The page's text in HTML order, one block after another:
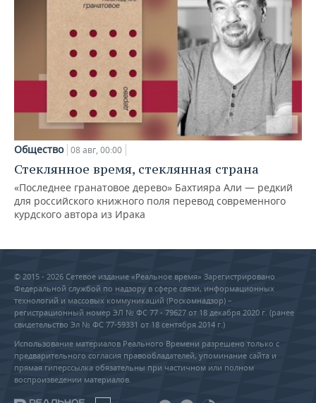
Общество 08 авг, 00:00
Стеклянное время, стеклянная страна
«Последнее гранатовое дерево» Бахтияра Али — редкий
для российского книжного поля перевод современного
курдского автора из Ирака
© 2015 - 2026 Сетевое издание «Реальное время» Зарегистрировано
Федеральной службой по надзору в сфере связи, информационных
технологий и массовых коммуникаций (Роскомнадзор) –
регистрационный номер ЭЛ № ФС 77 - 79627 от 18 декабря 2020 г. (ранее
свидетельство Эл № ФС 77-59331 от 18 сентября 2014 г.)
Использование материалов Реального Времени разрешено только с
предварительного согласия правообладателей, упоминание сайта и
прямая гиперссылка обязательны при частичном или полном
воспроизведении материалов.